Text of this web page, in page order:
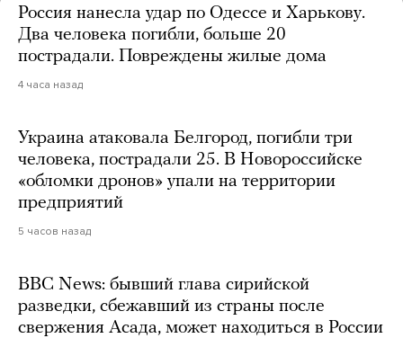
Россия нанесла удар по Одессе и Харькову.
Два человека погибли, больше 20
пострадали. Повреждены жилые дома
4 часа назад
Украина атаковала Белгород, погибли три
человека, пострадали 25. В Новороссийске
«обломки дронов» упали на территории
предприятий
5 часов назад
BBC News: бывший глава сирийской
разведки, сбежавший из страны после
свержения Асада, может находиться в России